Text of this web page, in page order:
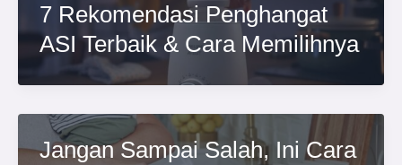
7 Rekomendasi Penghangat
ASI Terbaik & Cara Memilihnya
Jangan Sampai Salah, Ini Cara